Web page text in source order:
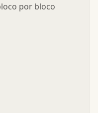
por bloco